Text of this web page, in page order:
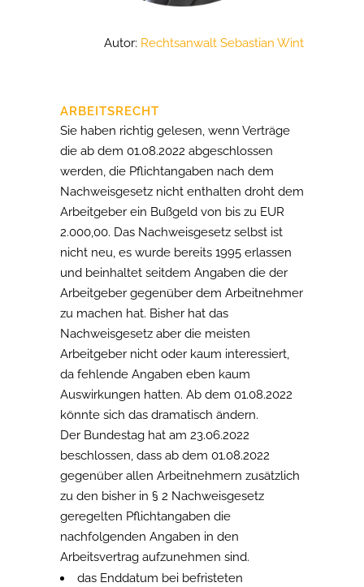
Autor: Rechtsanwalt Sebastian Winter
ARBEITSRECHT
Sie haben richtig gelesen, wenn Verträge
die ab dem 01.08.2022 abgeschlossen
werden, die Pflichtangaben nach dem
Nachweisgesetz nicht enthalten droht dem
Arbeitgeber ein Bußgeld von bis zu EUR
2.000,00. Das Nachweisgesetz selbst ist
nicht neu, es wurde bereits 1995 erlassen
und beinhaltet seitdem Angaben die der
Arbeitgeber gegenüber dem Arbeitnehmer
zu machen hat. Bisher hat das
Nachweisgesetz aber die meisten
Arbeitgeber nicht oder kaum interessiert,
da fehlende Angaben eben kaum
Auswirkungen hatten. Ab dem 01.08.2022
könnte sich das dramatisch ändern.
Der Bundestag hat am 23.06.2022
beschlossen, dass ab dem 01.08.2022
gegenüber allen Arbeitnehmern zusätzlich
zu den bisher in § 2 Nachweisgesetz
geregelten Pflichtangaben die
nachfolgenden Angaben in den
Arbeitsvertrag aufzunehmen sind.
das Enddatum bei befristeten